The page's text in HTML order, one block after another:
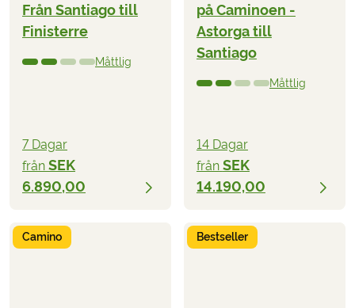
Från Santiago till
Finisterre
Måttlig
7 Dagar
från SEK
6.890,00
på Caminoen -
Astorga till
Santiago
Måttlig
14 Dagar
från SEK
14.190,00
Camino Bestseller